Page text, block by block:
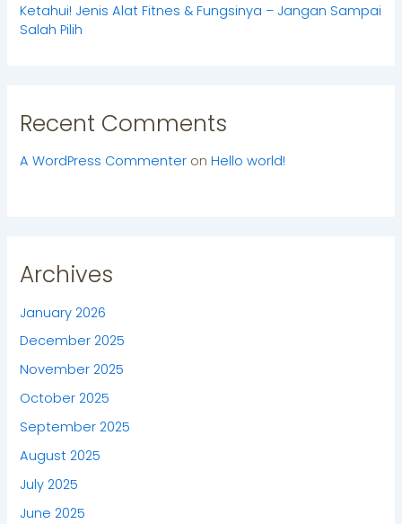
Ketahui! Jenis Alat Fitnes & Fungsinya – Jangan Sampai
Salah Pilih
Recent Comments
A WordPress Commenter onHello world!
Archives
January 2026
December 2025
November 2025
October 2025
September 2025
August 2025
July 2025
June 2025